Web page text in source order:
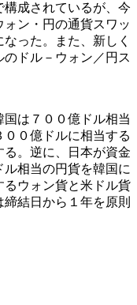
構成されているが、今
ン・円の通貨スワッ
った。また、新しく
ドル－ウォン／円ス
は７００億ドル相当
０億ドルに相当する
。逆に、日本が資金
相当の円貨を韓国に
ウォン貨と米ドル貨
結日から１年を原則